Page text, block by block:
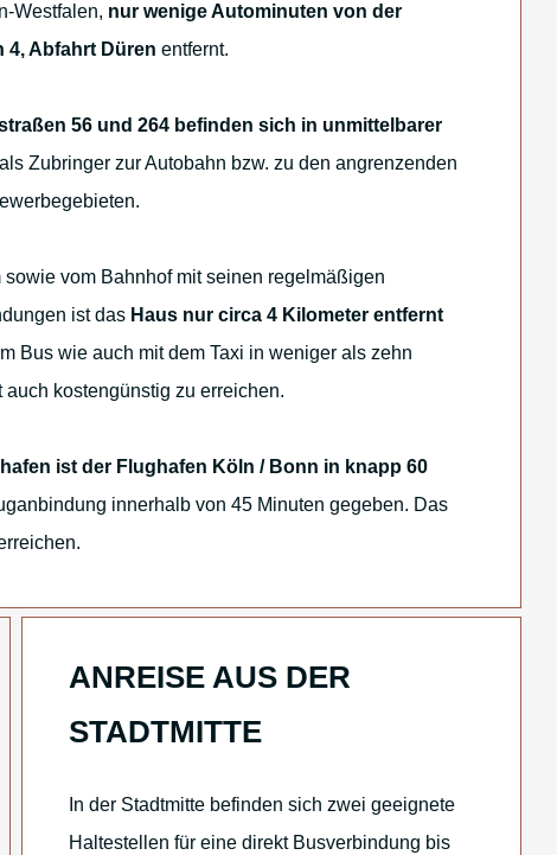
Westfalen, nur wenige Autominuten von der
4, Abfahrt Düren entfernt.
56 und 264 befinden sich in unmittelbarer
Zubringer zur Autobahn bzw. zu den angrenzenden
sowie vom Bahnhof mit seinen regelmäßigen
ist das Haus nur circa 4 Kilometer entfernt
Bus wie auch mit dem Taxi in weniger als zehn
auch kostengünstig zu erreichen.
ist der Flughafen Köln / Bonn in knapp 60
innerhalb von 45 Minuten gegeben. Das
ANREISE AUS DER
STADTMITTE
In der Stadtmitte befinden sich zwei geeignete
Haltestellen für eine direkt Busverbindung bis